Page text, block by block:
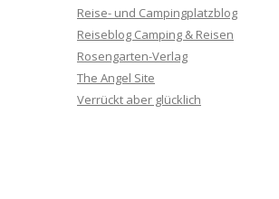
Reise- und Campingplatzblog
Reiseblog Camping & Reisen
Rosengarten-Verlag
The Angel Site
Verrückt aber glücklich